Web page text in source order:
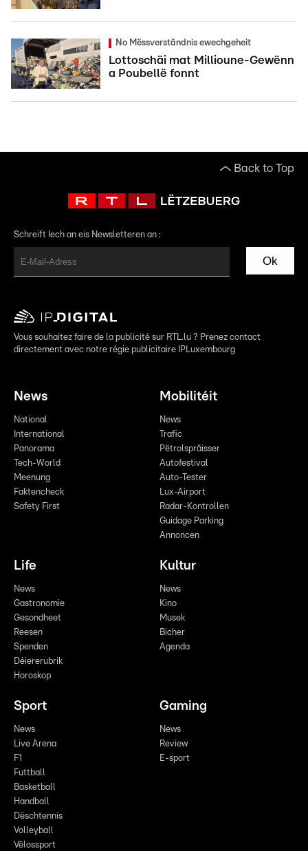
No Mëssverständnis ewechgeheit
Lottoschäi mat Millioune-Gewënn
a Poubellë fonnt
Back to Top
Schreift Iech an eis Newsletteren an :
Ok
Vous souhaitez faire de la publicité sur RTL.lu ? Prenez contact
directement avec notre régie publicitaire IPLuxembourg
News
National
International
Panorama
Tech-World
Meenung
Faktencheck
Safety First
Mobilitéit
News
Trafic
Pëtrolspräisser
Autofestival
Auto-Tester
Lux-Airport
Radar-Kontrollen
Guidage Parking
Annoncen
Life
News
Gastronomie
Gesondheet
Reesen
Spenden
Déiererubrik
Horoskop
Kultur
News
Kino
Musek
Bicher
Agenda
Sport
News
Live Arena
F1
Futtball
Basketball
Handball
Dëschtennis
Volleyball
Vëlossport
Gaming
News
Review
E-sport